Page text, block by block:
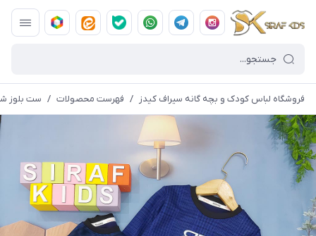
فروشگاه لباس کودک و بچه گانه سیراف کیدز / فهرست محصولات / ست بلوز